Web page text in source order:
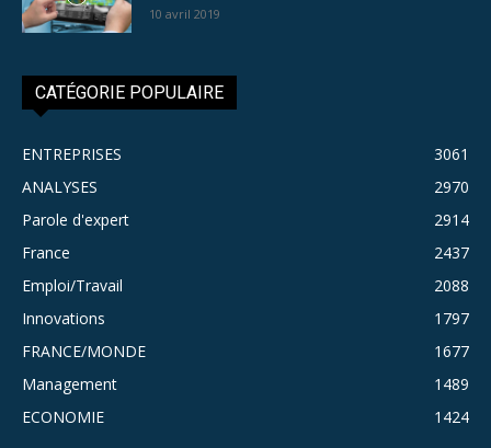
10 avril 2019
CATÉGORIE POPULAIRE
ENTREPRISES
3061
ANALYSES
2970
Parole d'expert
2914
France
2437
Emploi/Travail
2088
Innovations
1797
FRANCE/MONDE
1677
Management
1489
ECONOMIE
1424